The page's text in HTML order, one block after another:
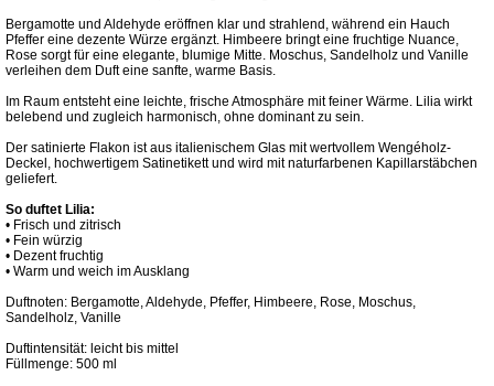
Bergamotte und Aldehyde eröffnen klar und strahlend, während ein Hauch
Pfeffer eine dezente Würze ergänzt. Himbeere bringt eine fruchtige Nuance,
Rose sorgt für eine elegante, blumige Mitte. Moschus, Sandelholz und Vanille
verleihen dem Duft eine sanfte, warme Basis.
Im Raum entsteht eine leichte, frische Atmosphäre mit feiner Wärme. Lilia wirkt
belebend und zugleich harmonisch, ohne dominant zu sein.
Der satinierte Flakon ist aus italienischem Glas mit wertvollem Wengéholz-
Deckel, hochwertigem Satinetikett und wird mit naturfarbenen Kapillarstäbchen
geliefert.
So duftet Lilia:
• Frisch und zitrisch
• Fein würzig
• Dezent fruchtig
• Warm und weich im Ausklang
Duftnoten: Bergamotte, Aldehyde, Pfeffer, Himbeere, Rose, Moschus,
Sandelholz, Vanille
Duftintensität: leicht bis mittel
Füllmenge: 500 ml